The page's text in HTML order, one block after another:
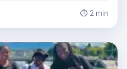
⏱ 2 min